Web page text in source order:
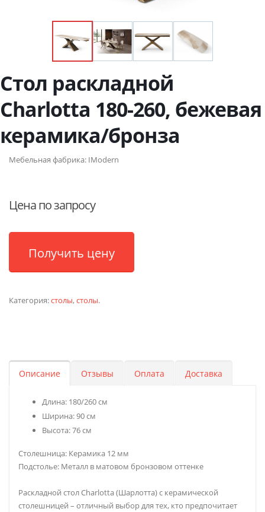
Стол раскладной
Charlotta 180-260, бежевая
керамика/бронза
Мебельная фабрика: IModern
Цена по запросу
Получить цену
Категория:столы,столы.
Описание Отзывы Оплата Доставка
Длина: 180/260 см
Ширина: 90 см
Высота: 76 см
Столешница: Керамика 12 мм
Подстолье: Металл в матовом бронзовом оттенке
Раскладной стол Charlotta (Шарлотта) с керамической
столешницей – отличный выбор для тех, кто предпочитает